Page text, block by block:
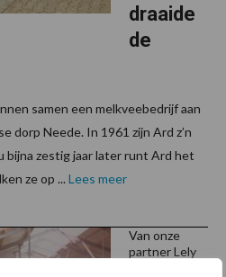
draaide
de
samen een melkveebedrijf aan
dorp Neede. In 1961 zijn Ard z’n
bijna zestig jaar later runt Ard het
ze op ... Lees meer
Van onze
partner Lely